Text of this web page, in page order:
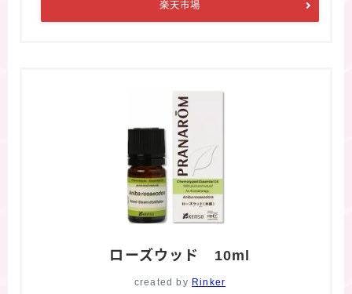
楽天市場
ローズウッド 10ml
created by Rinker